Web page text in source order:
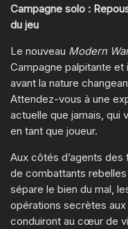
Campagne solo :
du jeu
Le nouveau Modern
Campagne palpitante
avant la nature
Attendez-vous à une
actuelle que jamais, qui
en tant que joueur.
Aux côtés d’agents
de combattants
sépare le bien du mal,
opérations secrètes
conduiront au cœur de